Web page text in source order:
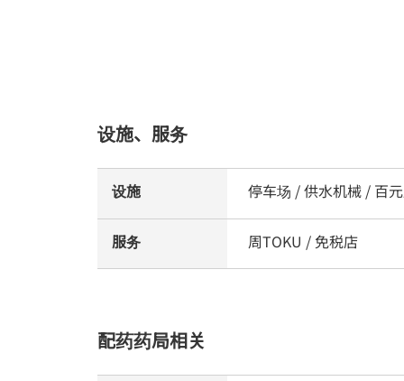
设施、服务
设施 停车场 / 供水机械 / 百
服务 周TOKU / 免税店
配药药局相关